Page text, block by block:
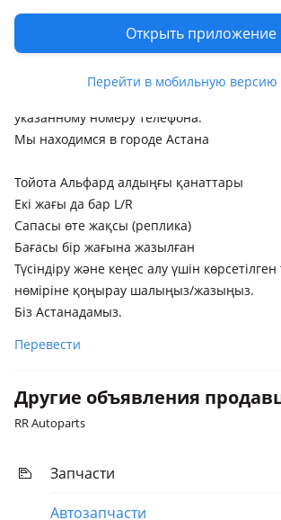
Открыть приложение
Перейти в мобильную версию
Тойота Альфард передние подкрыльники
Имеются обе стороны L/R
Хорошее качество (реплика)
Стоимость указана за одну сторону
указанному номеру телефона.
Мы находимся в городе Астана
Тойота Альфард алдыңғы қанаттары
Екі жағы да бар L/R
Сапасы өте жақсы (реплика)
Бағасы бір жағына жазылған
Түсіндіру және кеңес алу үшін
нөміріне қоңырау шалыңыз/жазыңыз.
Біз Астанадамыз.
Перевести
Другие объявления
RR Autoparts
Запчасти
Автозапчасти